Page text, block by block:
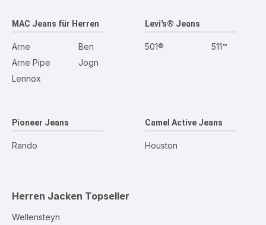
MAC Jeans für Herren
Arne
Arne Pipe
Lennox
Ben
Jogn
Levi's® Jeans
501® 511™
Pioneer Jeans
Rando
Camel Active Jeans
Houston
Herren Jacken Topseller
Wellensteyn